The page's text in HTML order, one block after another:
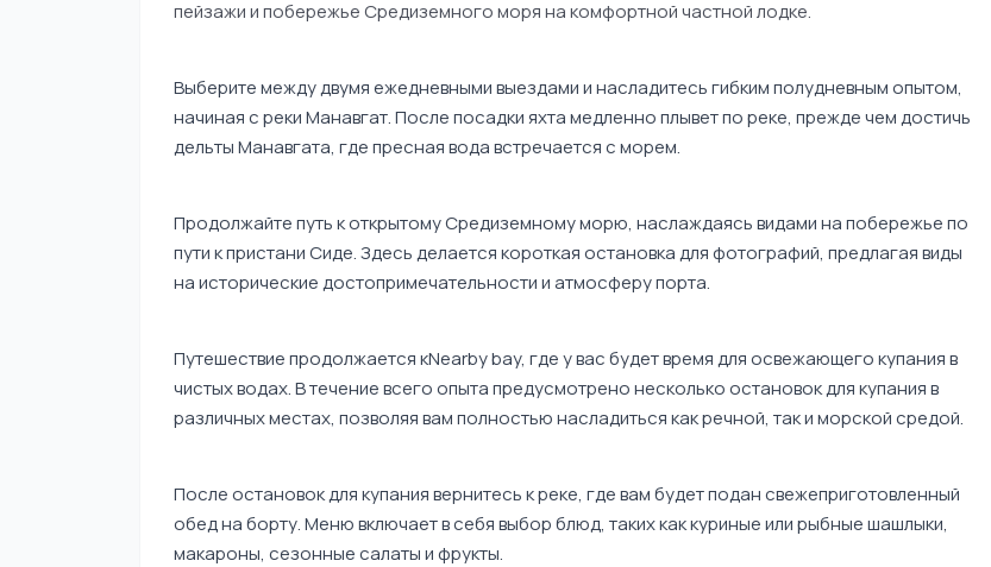
пейзажи и побережье Средиземного моря на комфортной частной лодке.
Выберите между двумя ежедневными выездами и насладитесь гибким полудневным опытом,
начиная с реки Манавгат. После посадки яхта медленно плывет по реке, прежде чем достичь
дельты Манавгата, где пресная вода встречается с морем.
Продолжайте путь к открытому Средиземному морю, наслаждаясь видами на побережье по
пути к пристани Сиде. Здесь делается короткая остановка для фотографий, предлагая виды
на исторические достопримечательности и атмосферу порта.
Путешествие продолжается кNearby bay, где у вас будет время для освежающего купания в
чистых водах. В течение всего опыта предусмотрено несколько остановок для купания в
различных местах, позволяя вам полностью насладиться как речной, так и морской средой.
После остановок для купания вернитесь к реке, где вам будет подан свежеприготовленный
обед на борту. Меню включает в себя выбор блюд, таких как куриные или рыбные шашлыки,
макароны, сезонные салаты и фрукты.